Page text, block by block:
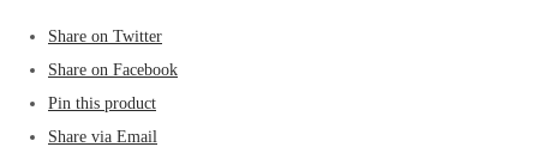
Share on Twitter
Share on Facebook
Pin this product
Share via Email